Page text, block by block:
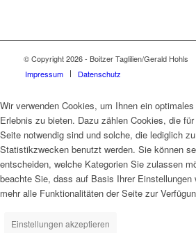
© Copyright 2026 - Boitzer Taglilien/Gerald Hohls
Impressum
Datenschutz
Wir verwenden Cookies, um Ihnen ein
Erlebnis zu bieten. Dazu zählen Cookies, die
Seite notwendig sind und solche, die lediglich
Statistikzwecken benutzt werden. Sie können
entscheiden, welche Kategorien Sie zulassen
beachte Sie, dass auf Basis Ihrer Einstellungen
mehr alle Funktionalitäten der Seite zur
Einstellungen akzeptieren